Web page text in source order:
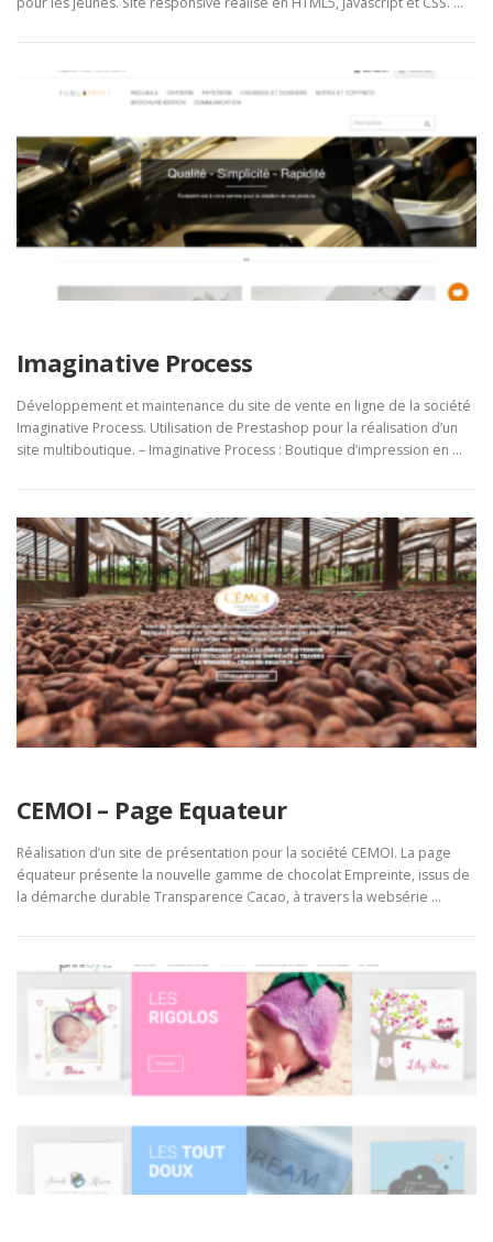
Imaginative Process
Développement et maintenance du site de vente en ligne de la société
Imaginative Process. Utilisation de Prestashop pour la réalisation d’un
site multiboutique. – Imaginative Process : Boutique d’impression en …
CEMOI – Page Equateur
Réalisation d’un site de présentation pour la société CEMOI. La page
équateur présente la nouvelle gamme de chocolat Empreinte, issus de
la démarche durable Transparence Cacao, à travers la websérie …